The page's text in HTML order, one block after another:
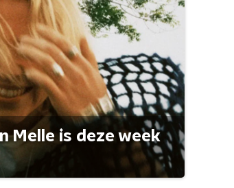
Melle is deze week